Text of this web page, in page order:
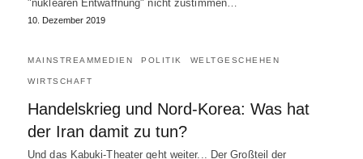
"nuklearen Entwaffnung" nicht zustimmen…
10. Dezember 2019
MAINSTREAMMEDIEN POLITIK WELTGESCHEHEN
WIRTSCHAFT
Handelskrieg und Nord-Korea: Was hat
der Iran damit zu tun?
Und das Kabuki-Theater geht weiter... Der Großteil der